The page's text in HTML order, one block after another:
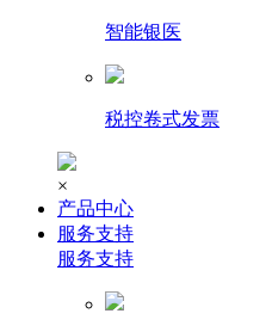
智能银医
税控卷式发票
×
产品中心
服务支持
服务支持